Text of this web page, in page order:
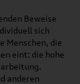
Beweise
sich
Menschen, die
eint: die hohe
anderen